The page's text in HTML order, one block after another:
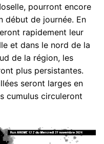
pourront encore
début de journée. En
rapidement leur
et dans le nord de la
de la région, les
plus persistantes.
seront larges en
cumulus circuleront